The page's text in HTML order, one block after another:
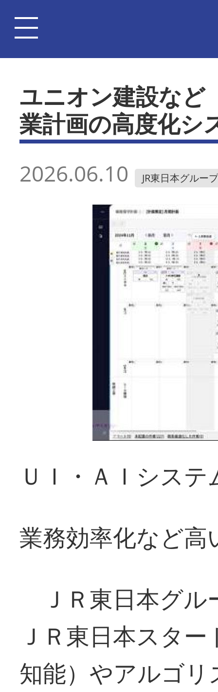
ユニオン建設な
業計画の高度化シ
2026.06.10 JR東日本グループ
ＵＩ・ＡＩシス
業務効率化など高
ＪＲ東日本グル
ＪＲ東日本スタ
知能）やアルゴ